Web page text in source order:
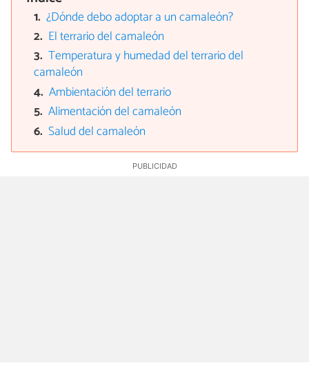
¿Dónde debo adoptar a un camaleón?
El terrario del camaleón
Temperatura y humedad del terrario del
camaleón
Ambientación del terrario
Alimentación del camaleón
Salud del camaleón